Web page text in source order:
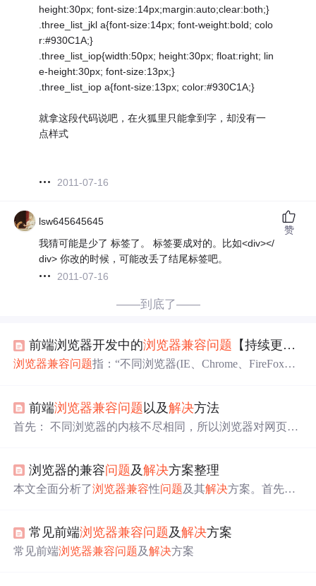
height:30px; font-size:14px;margin:auto;clear:both;}
.three_list_jkl a{font-size:14px; font-weight:bold; colo
r:#930C1A;}
.three_list_iop{width:50px; height:30px; float:right; lin
e-height:30px; font-size:13px;}
.three_list_iop a{font-size:13px; color:#930C1A;}
就拿这段代码说吧，在火狐里只能拿到字，却没有一
点样式
2011-07-16
lsw645645645
我猜可能是少了 标签了。 标签要成对的。比如<div></
div> 你改的时候，可能改丢了结尾标签吧。
2011-07-16
赞
——到底了——
前端浏览器开发中的浏览器兼容问题 【持续更新】
浏览器兼容问题指：“不同浏览器(IE、Chrome、FireFox、S
的页面效果不一致。浏览器兼容问题分为：“CSS兼容
”、“JavaScript兼容问题造成浏览器兼容问题的根本原因
浏览器内核IETridentChromeBlinkFirefoxGecko。
前端浏览器兼容问题 以及解决方法
首先： 不同浏览器的内核不尽相同，所以浏览器对网页的
容 问题，js兼容问题。 二、浏览器的渲染内核 浏览器 内核
（渲染引擎） Chrome谷歌 之前Webkit，已改Blink内核 Fire
浏览器的兼容问题及解决方案整理
本文全面分析了浏览器兼容性问题及其解决方案。首先介
出不同内核导致兼容性差异的根本原因。接着从JavaScript
和CSS两个维度详细列举了20余种常见兼容性
常见前端浏览器兼容问题及解决方案
常见前端浏览器兼容问题及解决方案